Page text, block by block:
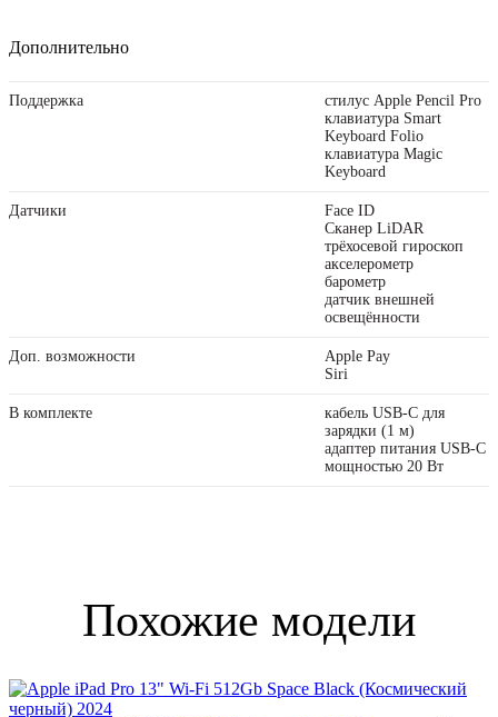
Дополнительно
Поддержка
стилус Apple Pencil Pro
клавиатура Smart
Keyboard Folio
клавиатура Magic
Keyboard
Датчики
Face ID
Сканер LiDAR
трёхосевой гироскоп
акселерометр
барометр
датчик внешней
освещённости
Доп. возможности
Apple Pay
Siri
В комплекте
кабель USB‑C для
зарядки (1 м)
адаптер питания USB‑C
мощностью 20 Вт
Похожие модели